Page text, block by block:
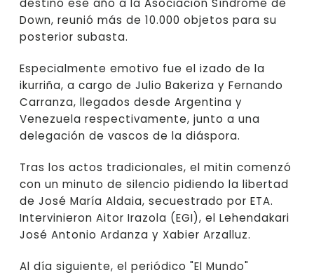
Down, reunió más de 10.000 objetos para su
posterior subasta.
Especialmente emotivo fue el izado de la
ikurriña, a cargo de Julio Bakeriza y Fernando
Carranza, llegados desde Argentina y
Venezuela respectivamente, junto a una
delegación de vascos de la diáspora.
Tras los actos tradicionales, el mitin comenzó
con un minuto de silencio pidiendo la libertad
de José María Aldaia, secuestrado por ETA.
Intervinieron Aitor Irazola (EGI), el Lehendakari
José Antonio Ardanza y Xabier Arzalluz.
Al día siguiente, el periódico "El Mundo"